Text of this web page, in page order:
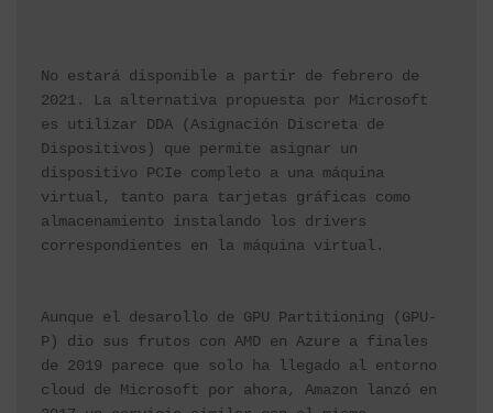
No estará disponible a partir de febrero de
2021. La alternativa propuesta por Microsoft
es utilizar DDA (Asignación Discreta de
Dispositivos) que permite asignar un
dispositivo PCIe completo a una máquina
virtual, tanto para tarjetas gráficas como
almacenamiento instalando los drivers
correspondientes en la máquina virtual.
Aunque el desarollo de GPU Partitioning (GPU-
P) dio sus frutos con AMD en Azure a finales
de 2019 parece que solo ha llegado al entorno
cloud de Microsoft por ahora, Amazon lanzó en